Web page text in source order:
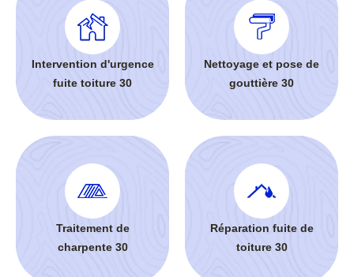
Intervention d'urgence
fuite toiture 30
Nettoyage et pose de
gouttière 30
Traitement de
charpente 30
Réparation fuite de
toiture 30